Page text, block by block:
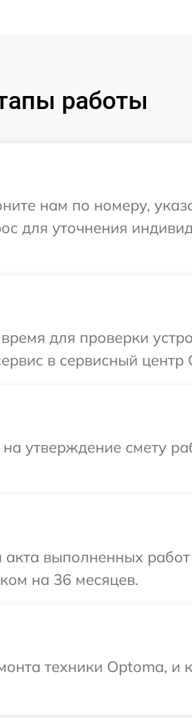
работы
нам по номеру,
для уточнения
для проверки
в сервисный центр
утверждение смету
выполненных
на 36 месяцев.
техники Optoma, и